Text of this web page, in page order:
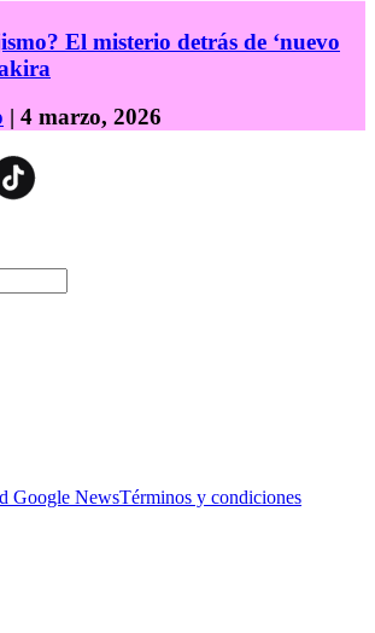
El misterio detrás de ‘nuevo
| 4 marzo, 2026
Google NewsTérminos y condiciones